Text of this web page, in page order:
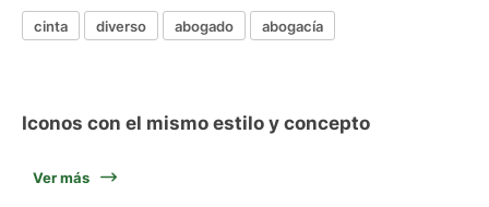
cinta diverso abogado abogacía
Iconos con el mismo estilo y concepto
Ver más